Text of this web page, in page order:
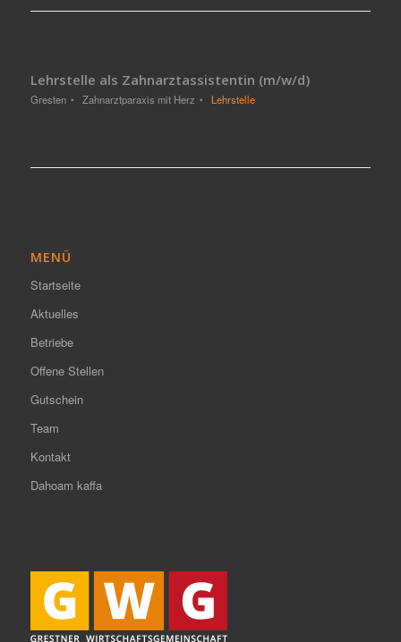
Lehrstelle als Zahnarztassistentin (m/w/d)
Gresten Zahnarztparaxis mit Herz Lehrstelle
MENÜ
Startseite
Aktuelles
Betriebe
Offene Stellen
Gutschein
Team
Kontakt
Dahoam kaffa